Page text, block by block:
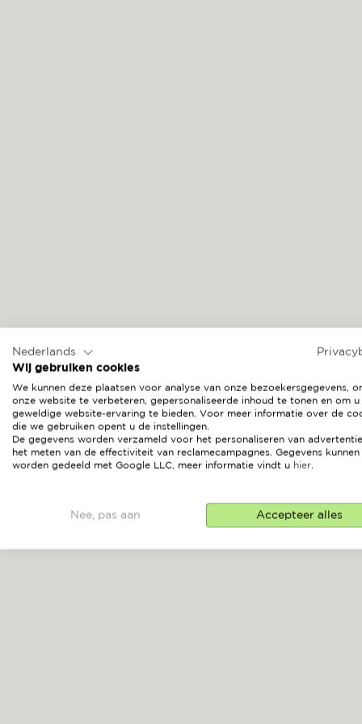
MYKONOS
Nederlands
Wij gebruiken cookies
We kunnen deze plaatsen voor analyse van onze bezoekersgegevens,
onze website te verbeteren, gepersonaliseerde inhoud te tonen en om u
geweldige website-ervaring te bieden. Voor meer informatie over de
die we gebruiken opent u de instellingen.
De gegevens worden verzameld voor het personaliseren van
het meten van de effectiviteit van reclamecampagnes. Gegevens kunnen
worden gedeeld met Google LLC, meer informatie vindt u hier.
Nee, pas aan Accepteer alles